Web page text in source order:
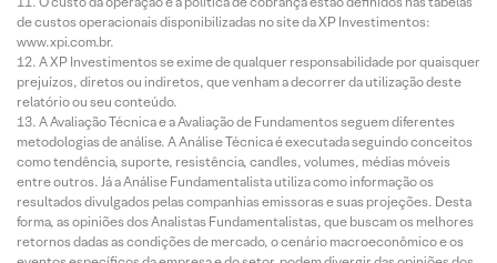
de custos operacionais disponibilizadas no site da XP Investimentos:
www.xpi.com.br.
A XP Investimentos se exime de qualquer responsabilidade por quaisquer
prejuízos, diretos ou indiretos, que venham a decorrer da utilização deste
relatório ou seu conteúdo.
A Avaliação Técnica e a Avaliação de Fundamentos seguem diferentes
metodologias de análise. A Análise Técnica é executada seguindo conceitos
como tendência, suporte, resistência, candles, volumes, médias móveis
entre outros. Já a Análise Fundamentalista utiliza como informação os
resultados divulgados pelas companhias emissoras e suas projeções. Desta
forma, as opiniões dos Analistas Fundamentalistas, que buscam os melhores
retornos dadas as condições de mercado, o cenário macroeconômico e os